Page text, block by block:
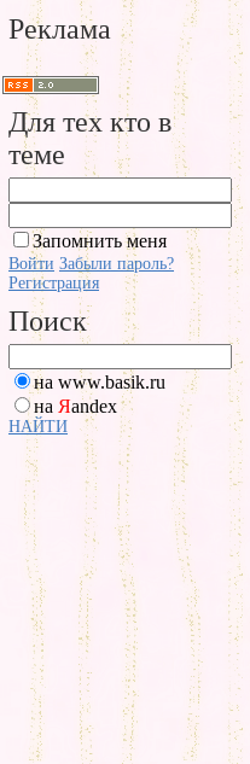
Реклама
Для тех кто в
теме
Запомнить меня
Войти Забыли пароль?
Регистрация
Поиск
на www.basik.ru
на Яandex
НАЙТИ